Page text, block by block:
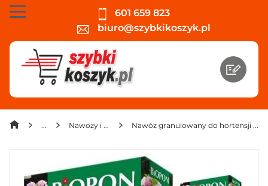
601 659 823
biuro@szybkikoszyk.pl
Nawozy i preparaty Nawóz granulowany do hortensji Biopon 1 kg x 3 sztuki